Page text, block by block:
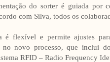
do sorter é guiada por
com Silva, todos os
é flexível e permite ajustes
no novo processo, que inclui
RFID – Radio Frequency